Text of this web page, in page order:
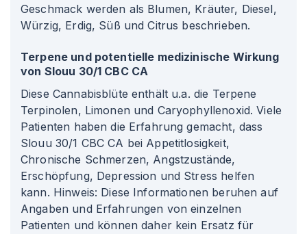
Geschmack werden als Blumen, Kräuter, Diesel,
Würzig, Erdig, Süß und Citrus beschrieben.
Terpene und potentielle medizinische Wirkung
von Slouu 30/1 CBC CA
Diese Cannabisblüte enthält u.a. die Terpene
Terpinolen, Limonen und Caryophyllenoxid. Viele
Patienten haben die Erfahrung gemacht, dass
Slouu 30/1 CBC CA bei Appetitlosigkeit,
Chronische Schmerzen, Angstzustände,
Erschöpfung, Depression und Stress helfen
kann. Hinweis: Diese Informationen beruhen auf
Angaben und Erfahrungen von einzelnen
Patienten und können daher kein Ersatz für